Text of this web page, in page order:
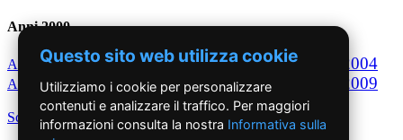
Anni 2000
Anno2000Anno2001 Anno2002 Anno2003 2004
Anno 2005Anno2006 Anno2007Anno2008 2009
Scegli per decennio
Questo sito web utilizza cookie
Utilizziamo i cookie per personalizzare
contenuti e analizzare il traffico. Per maggiori
informazioni consulta la nostra Informativa sulla